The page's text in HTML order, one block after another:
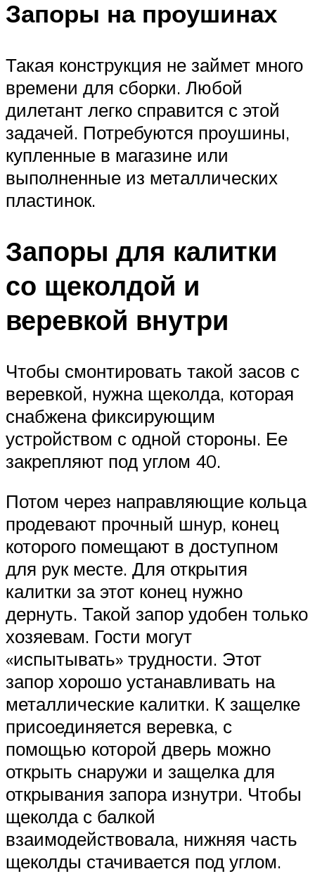
Запоры на проушинах
Такая конструкция не займет много
времени для сборки. Любой
дилетант легко справится с этой
задачей. Потребуются проушины,
купленные в магазине или
выполненные из металлических
пластинок.
Запоры для калитки
со щеколдой и
веревкой внутри
Чтобы смонтировать такой засов с
веревкой, нужна щеколда, которая
снабжена фиксирующим
устройством с одной стороны. Ее
закрепляют под углом 40.
Потом через направляющие кольца
продевают прочный шнур, конец
которого помещают в доступном
для рук месте. Для открытия
калитки за этот конец нужно
дернуть. Такой запор удобен только
хозяевам. Гости могут
«испытывать» трудности. Этот
запор хорошо устанавливать на
металлические калитки. К защелке
присоединяется веревка, с
помощью которой дверь можно
открыть снаружи и защелка для
открывания запора изнутри. Чтобы
щеколда с балкой
взаимодействовала, нижняя часть
щеколды стачивается под углом.